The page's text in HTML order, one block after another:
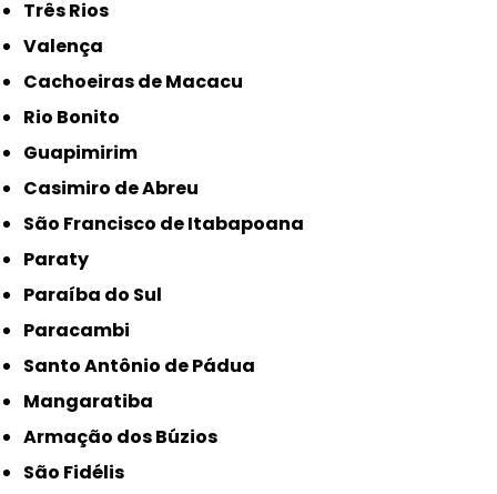
Três Rios
Valença
Cachoeiras de Macacu
Rio Bonito
Guapimirim
Casimiro de Abreu
São Francisco de Itabapoana
Paraty
Paraíba do Sul
Paracambi
Santo Antônio de Pádua
Mangaratiba
Armação dos Búzios
São Fidélis